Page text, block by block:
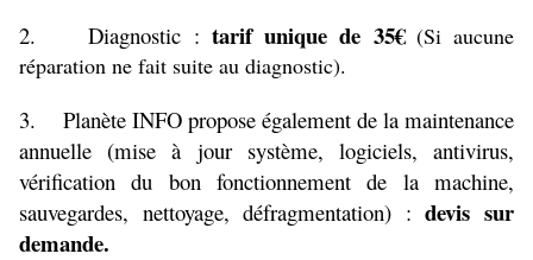
2. Diagnostic :tarif unique de 35€ (Si aucune
réparation ne fait suite au diagnostic).
3. Planète INFO propose également de la maintenance
annuelle (mise à jour système, logiciels, antivirus,
vérification du bon fonctionnement de la machine,
sauvegardes, nettoyage, défragmentation) :devis sur
demande.